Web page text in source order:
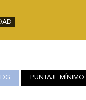
PUNTAJE MÍNIMO